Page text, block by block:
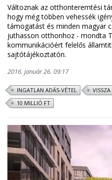
Változnak az otthonteremtési
hogy még többen vehessék
támogatást és minden magyar
juthasson otthonhoz - mondta
kommunikációért felelős
sajtótájékoztatón.
2016. január 26. 09:17
INGATLAN ADÁS-VÉTEL
10 MILLIÓ FT